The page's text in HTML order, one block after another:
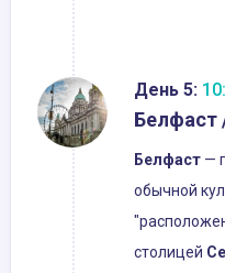
День 5:
Белфаст
Белфаст —
обычной
столицей